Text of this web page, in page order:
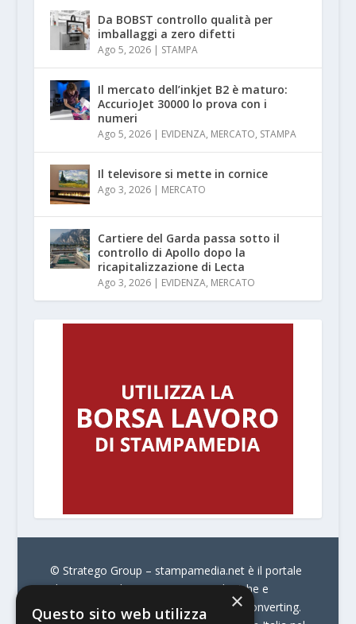
Da BOBST controllo qualità per
imballaggi a zero difetti
Ago 5, 2026| STAMPA
Il mercato dell’inkjet B2 è maturo:
AccurioJet 30000 lo prova con i
numeri
Ago 5, 2026| EVIDENZA, MERCATO, STAMPA
Il televisore si mette in cornice
Ago 3, 2026| MERCATO
Cartiere del Garda passa sotto il
controllo di Apollo dopo la
ricapitalizzazione di Lecta
Ago 3, 2026| EVIDENZA, MERCATO
© Stratego Group – stampamedia.net è il portale
che racconta le innovazioni tecnologiche e
l’attualità delle aziende di stampa e di converting.
×
Questo sito web utilizza